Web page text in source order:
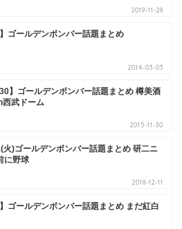
2019-11-28
】ゴールデンボンバー話題まとめ
2014-03-03
30】ゴールデンボンバー話題まとめ 樽美酒
西武ドーム
2015-11-30
火)ゴールデンボンバー話題まとめ 研二ニ
に野球
2018-12-11
】ゴールデンボンバー話題まとめ まだ紅白